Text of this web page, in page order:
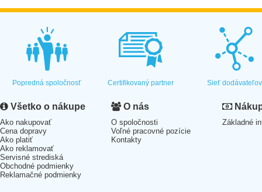
Popredná spoločnosť Certifikovaný partner Sieť dodávateľov
Všetko o nákupe
Ako nakupovať
Cena dopravy
Ako platiť
Ako reklamovať
Servisné strediská
Obchodné podmienky
Reklamačné podmienky
O nás
O spoločnosti
Voľné pracovné pozície
Kontakty
Základné